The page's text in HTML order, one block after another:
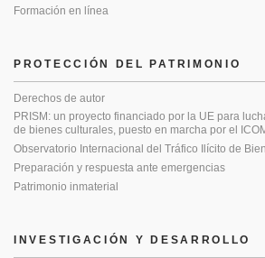
PROTECCIÓN DEL PATRIMONIO
Derechos de autor
PRISM: un proyecto financiado por la UE para
de bienes culturales, puesto en marcha por el
Observatorio Internacional del Tráfico Ilícito de
Preparación y respuesta ante emergencias
Patrimonio inmaterial
Formación en línea
INVESTIGACIÓN Y DESARROLLO